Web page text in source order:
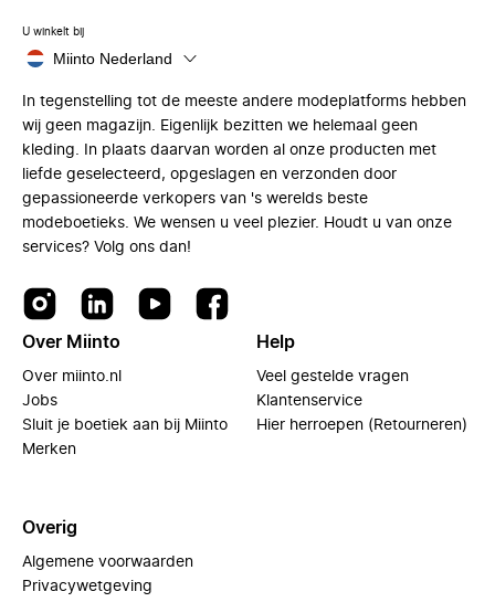
U winkelt bij
Miinto Nederland
In tegenstelling tot de meeste andere modeplatforms hebben
wij geen magazijn. Eigenlijk bezitten we helemaal geen
kleding. In plaats daarvan worden al onze producten met
liefde geselecteerd, opgeslagen en verzonden door
gepassioneerde verkopers van 's werelds beste
modeboetieks. We wensen u veel plezier. Houdt u van onze
services? Volg ons dan!
Over Miinto
Over miinto.nl
Jobs
Sluit je boetiek aan bij Miinto
Merken
Help
Veel gestelde vragen
Klantenservice
Hier herroepen (Retourneren)
Overig
Algemene voorwaarden
Privacywetgeving